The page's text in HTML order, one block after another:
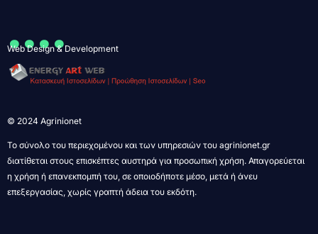
....
Web Design & Development
© 2024 Agrinionet
Το σύνολο του περιεχομένου και των υπηρεσιών του agrinionet.gr
διατίθεται στους επισκέπτες αυστηρά για προσωπική χρήση. Απαγορεύεται
η χρήση ή επανεκπομπή του, σε οποιοδήποτε μέσο, μετά ή άνευ
επεξεργασίας, χωρίς γραπτή άδεια του εκδότη.